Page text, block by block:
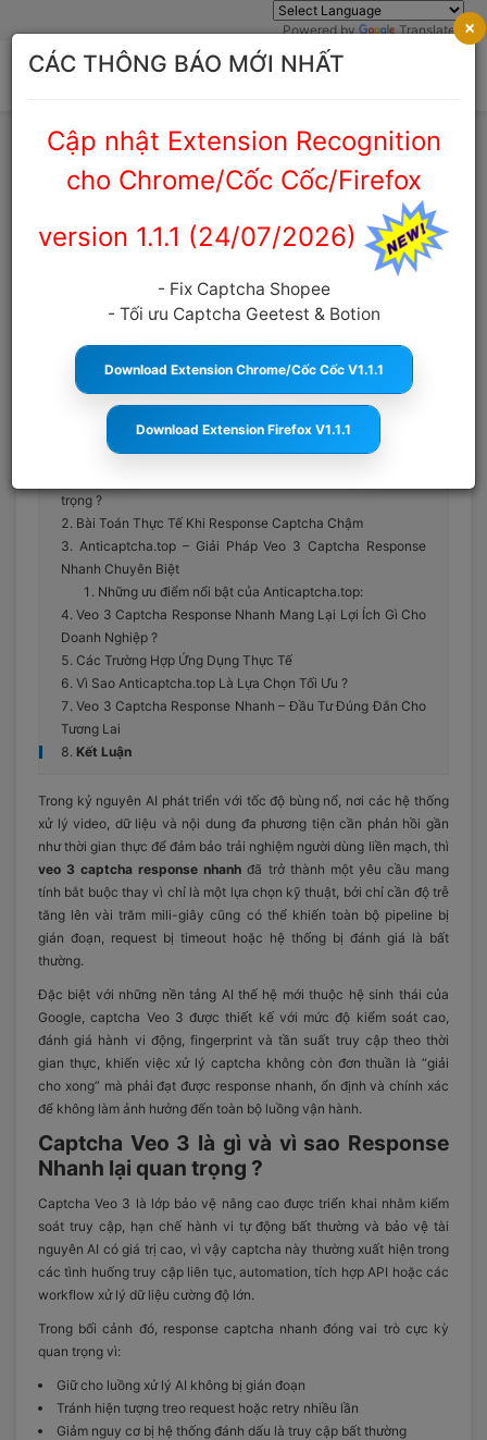
Powered by Translate
Trang chủ Cẩm nang Captcha
Veo 3 Captcha Response Nhanh –
Yếu Tố Quyết Định Hiệu Suất Hệ
Thống AI Và Automation
anticaptcha.top 11:13:17 27/02/2026 798
MỤC LỤC
trọng ?
Bài Toán Thực Tế Khi Response Captcha Chậm
Anticaptcha.top – Giải Pháp Veo 3 Captcha Response
Nhanh Chuyên Biệt
Những ưu điểm nổi bật của Anticaptcha.top:
Veo 3 Captcha Response Nhanh Mang Lại Lợi Ích Gì Cho
Doanh Nghiệp ?
Các Trường Hợp Ứng Dụng Thực Tế
Vì Sao Anticaptcha.top Là Lựa Chọn Tối Ưu ?
Veo 3 Captcha Response Nhanh – Đầu Tư Đúng Đắn Cho
Tương Lai
Kết Luận
Trong kỷ nguyên AI phát triển với tốc độ bùng nổ, nơi các hệ thống
xử lý video, dữ liệu và nội dung đa phương tiện cần phản hồi gần
như thời gian thực để đảm bảo trải nghiệm người dùng liền mạch, thì
veo 3 captcha response nhanh đã trở thành một yêu cầu mang
tính bắt buộc thay vì chỉ là một lựa chọn kỹ thuật, bởi chỉ cần độ trễ
tăng lên vài trăm mili-giây cũng có thể khiến toàn bộ pipeline bị
gián đoạn, request bị timeout hoặc hệ thống bị đánh giá là bất
thường.
Đặc biệt với những nền tảng AI thế hệ mới thuộc hệ sinh thái của
Google, captcha Veo 3 được thiết kế với mức độ kiểm soát cao,
đánh giá hành vi động, fingerprint và tần suất truy cập theo thời
gian thực, khiến việc xử lý captcha không còn đơn thuần là “giải
cho xong” mà phải đạt được response nhanh, ổn định và chính xác
để không làm ảnh hưởng đến toàn bộ luồng vận hành.
Captcha Veo 3 là gì và vì sao Response
Nhanh lại quan trọng ?
Captcha Veo 3 là lớp bảo vệ nâng cao được triển khai nhằm kiểm
soát truy cập, hạn chế hành vi tự động bất thường và bảo vệ tài
nguyên AI có giá trị cao, vì vậy captcha này thường xuất hiện trong
các tình huống truy cập liên tục, automation, tích hợp API hoặc các
workflow xử lý dữ liệu cường độ lớn.
Trong bối cảnh đó, response captcha nhanh đóng vai trò cực kỳ
quan trọng vì:
Giữ cho luồng xử lý AI không bị gián đoạn
Tránh hiện tượng treo request hoặc retry nhiều lần
Giảm nguy cơ bị hệ thống đánh dấu là truy cập bất thường
×
CÁC THÔNG BÁO MỚI NHẤT
Cập nhật Extension Recognition
cho Chrome/Cốc Cốc/Firefox
version 1.1.1 (24/07/2026)
- Fix Captcha Shopee
- Tối ưu Captcha Geetest & Botion
Download Extension Chrome/Cốc Cốc V1.1.1
Download Extension Firefox V1.1.1